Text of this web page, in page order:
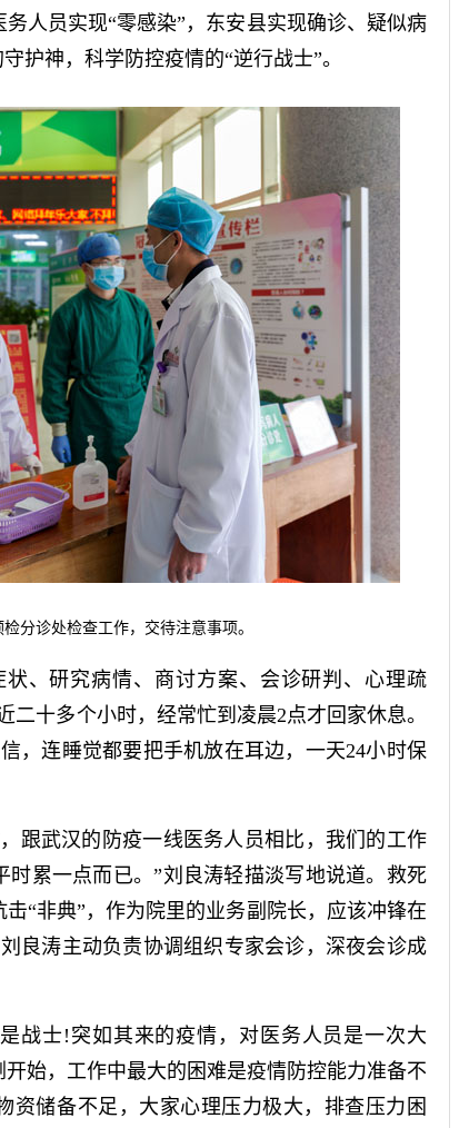
人员实现“零感染”，东安县实现确诊、疑似病
护神，科学防控疫情的“逆行战士”。
分诊处检查工作，交待注意事项。
、研究病情、商讨方案、会诊研判、心理疏
十多个小时，经常忙到凌晨2点才回家休息。
，连睡觉都要把手机放在耳边，一天24小时保
武汉的防疫一线医务人员相比，我们的工作
时累一点而已。”刘良涛轻描淡写地说道。救死
“非典”，作为院里的业务副院长，应该冲锋在
良涛主动负责协调组织专家会诊，深夜会诊成
士!突如其来的疫情，对医务人员是一次大
始，工作中最大的困难是疫情防控能力准备不
资储备不足，大家心理压力极大，排查压力困